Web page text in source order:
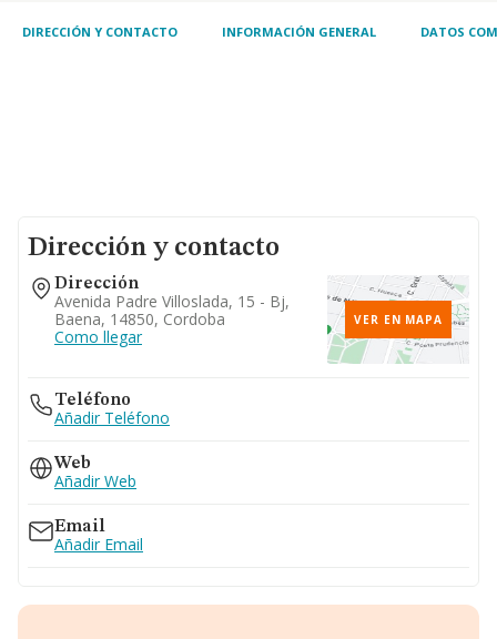
empezand
DIRECCIÓN Y CONTACTO INFORMACIÓN GENERAL DATOS
Dirección y contacto
Dirección
Avenida Padre Villoslada, 15 - Bj,
Baena, 14850, Cordoba
Como llegar
VER EN MAPA
Teléfono
Añadir Teléfono
Web
Añadir Web
Email
Añadir Email